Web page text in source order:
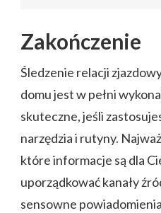
Zakończenie
Śledzenie relacji
domu jest w pełni
skuteczne, jeśli
narzędzia i rutyny.
które informacje są dla
uporządkować kanały
sensowne